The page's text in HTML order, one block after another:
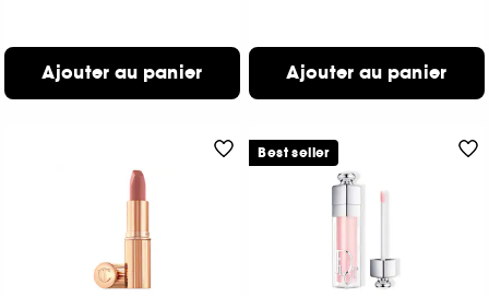
Ajouter au panier Ajouter au panier
Best seller